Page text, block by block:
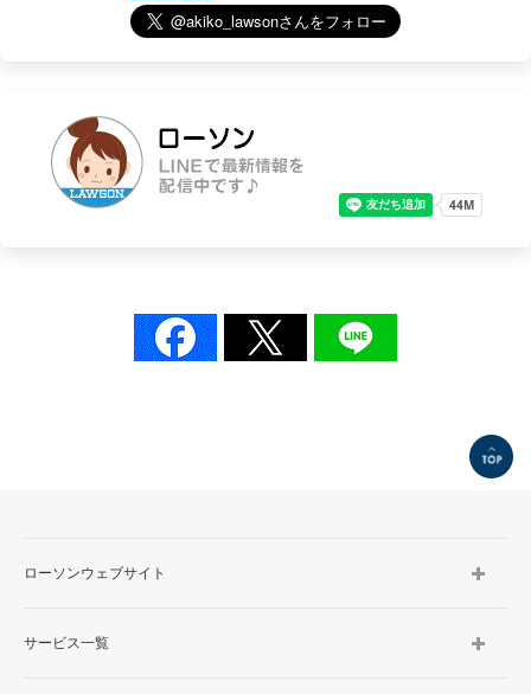
ローソンウェブサイト
サービス一覧